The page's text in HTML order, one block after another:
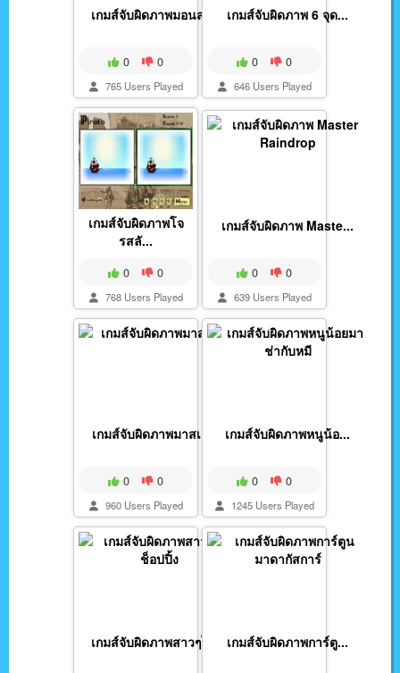
เกมส์จับผิดภาพมอนสเต...
0 0
765 Users Played
เกมส์จับผิดภาพ 6 จุด...
0 0
646 Users Played
เกมส์จับผิดภาพโจ
รสลั...
0 0
768 Users Played
เกมส์จับผิดภาพ Maste...
0 0
639 Users Played
เกมส์จับผิดภาพมาสเตอ...
0 0
960 Users Played
เกมส์จับผิดภาพหนูน้อ...
0 0
1245 Users Played
เกมส์จับผิดภาพสาวๆไป... เกมส์จับผิดภาพการ์ตู...